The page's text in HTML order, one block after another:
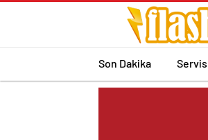
Son Dakika